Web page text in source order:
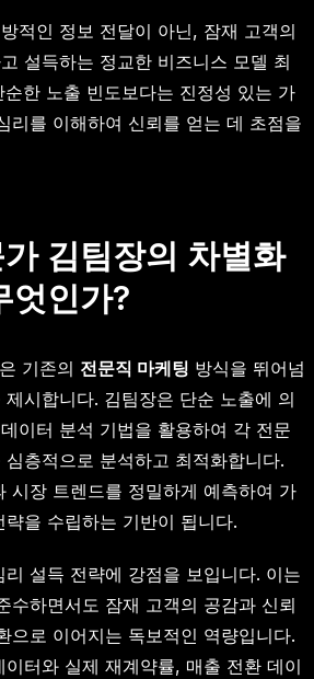
적인 정보 전달이 아닌, 잠재 고객의
설득하는 정교한 비즈니스 모델 최
한 노출 빈도보다는 진정성 있는 가
리를 이해하여 신뢰를 얻는 데 초점을
김팀장의 차별화
엇인가?
은 기존의 전문직 마케팅 방식을 뛰어넘
시합니다. 김팀장은 단순 노출에 의
이터 분석 기법을 활용하여 각 전문
층적으로 분석하고 최적화합니다.
시장 트렌드를 정밀하게 예측하여 가
을 수립하는 기반이 됩니다.
설득 전략에 강점을 보입니다. 이는
수하면서도 잠재 고객의 공감과 신뢰
으로 이어지는 독보적인 역량입니다.
터와 실제 재계약률, 매출 전환 데이